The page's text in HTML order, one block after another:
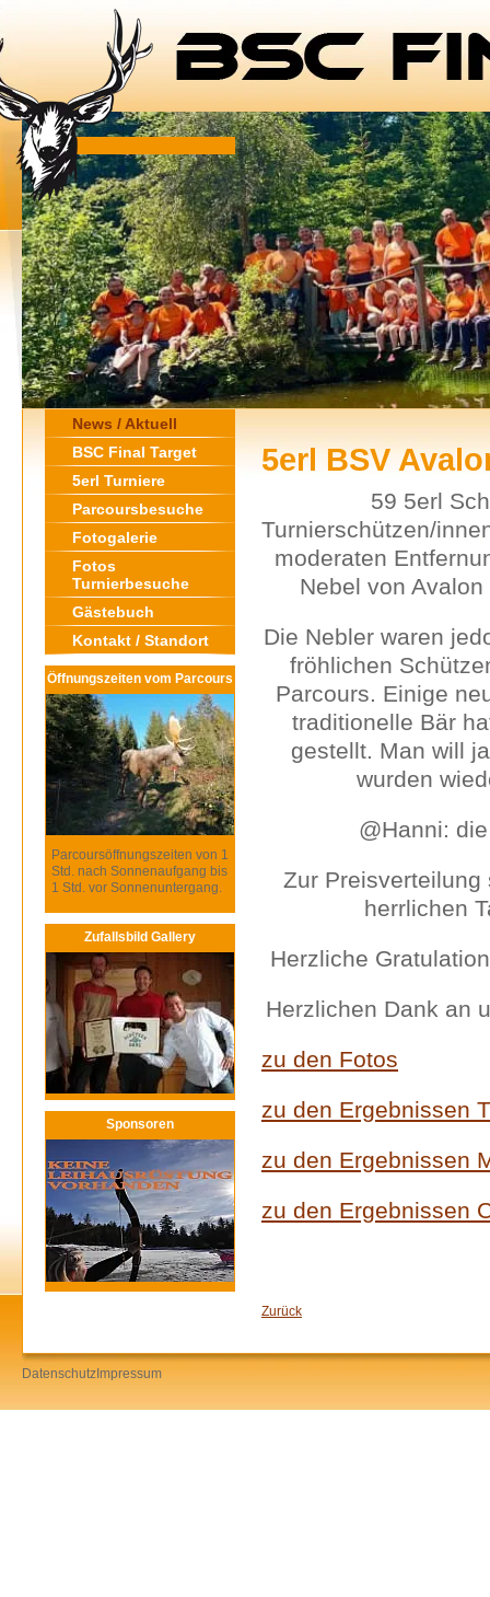
News / Aktuell
BSC Final Target
5erl Turniere
Parcoursbesuche
Fotogalerie
Fotos
Turnierbesuche
Gästebuch
Kontakt / Standort
Öffnungszeiten vom Parcours
Parcoursöffnungszeiten von 1
Std. nach Sonnenaufgang bis
1 Std. vor Sonnenuntergang.
Zufallsbild Gallery
Sponsoren
5erl BSV
59 5erl
Turnierschützen/
moderaten
Nebel von
Die Nebler waren
fröhlichen
Parcours. Einige
traditionelle Bär
gestellt. Man will
wurden
@Hanni:
Zur Preisverteilung
herrlichen
Herzliche
Herzlichen Dank an
zu den Fotos
zu den Ergebnissen
zu den Ergebnissen
zu den Ergebnissen
Zurück
Datenschutz Impressum